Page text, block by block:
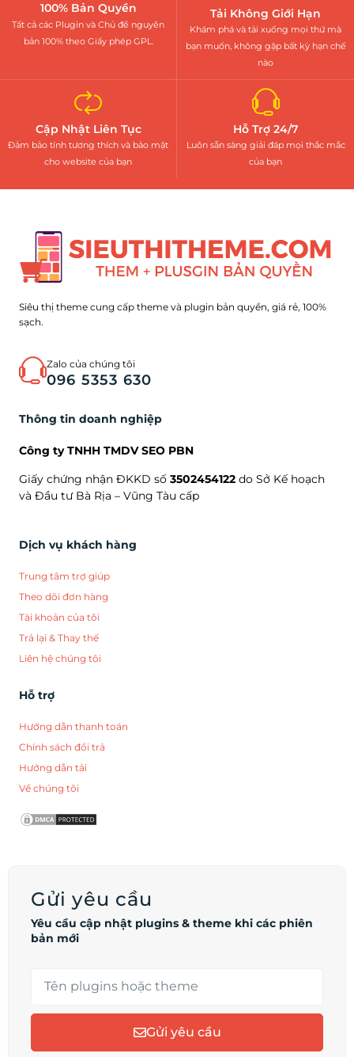
100% Bản Quyền
Tất cả các Plugin và Chủ đề nguyên
bản 100% theo Giấy phép GPL.
Tải Không Giới Hạn
Khám phá và tải xuống mọi thứ mà
bạn muốn, không gặp bất kỳ hạn chế
nào
Cập Nhật Liên Tục
Đảm bảo tính tương thích và bảo mật
cho website của bạn
Hỗ Trợ 24/7
Luôn sẵn sàng giải đáp mọi thắc mắc
của bạn
Siêu thị theme cung cấp theme và plugin bản quyền, giá rẻ, 100%
sạch.
Zalo của chúng tôi
096 5353 630
Thông tin doanh nghiệp
Công ty TNHH TMDV SEO PBN
Giấy chứng nhận ĐKKD số 3502454122 do Sở Kế hoạch
và Đầu tư Bà Rịa – Vũng Tàu cấp
Dịch vụ khách hàng
Trung tâm trợ giúp
Theo dõi đơn hàng
Tài khoản của tôi
Trả lại & Thay thế
Liên hệ chúng tôi
Hỗ trợ
Hướng dẫn thanh toán
Chính sách đổi trả
Hướng dẫn tải
Về chúng tôi
Gửi yêu cầu
Yêu cầu cập nhật plugins & theme khi các phiên
bản mới
Gửi yêu cầu